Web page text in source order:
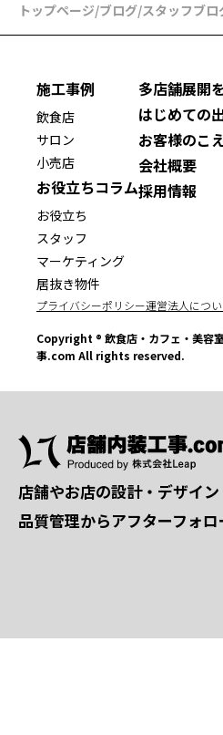
トップページ/ブログ/スタッフブロ
施工事例
飲食店
サロン
小売店
お役立ちコラム
お役立ち
スタッフ
マーケティング
居抜き物件
多店舗展開
はじめての
お客様のこ
会社概要
採用情報
プライバシーポリシー運営法人につ
Copyright ® 飲食店・カフェ・美容
事.com All rights reserved.
店舗やお店の設計・デザイ
品質管理からアフターフォ